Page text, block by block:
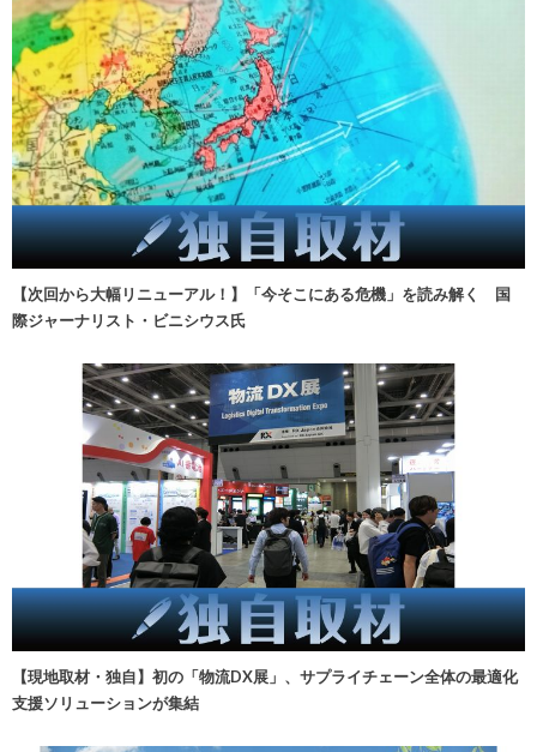
【次回から大幅リニューアル！】「今そこにある危機」を読み解く 国
際ジャーナリスト・ビニシウス氏
【現地取材・独自】初の「物流DX展」、サプライチェーン全体の最適化
支援ソリューションが集結